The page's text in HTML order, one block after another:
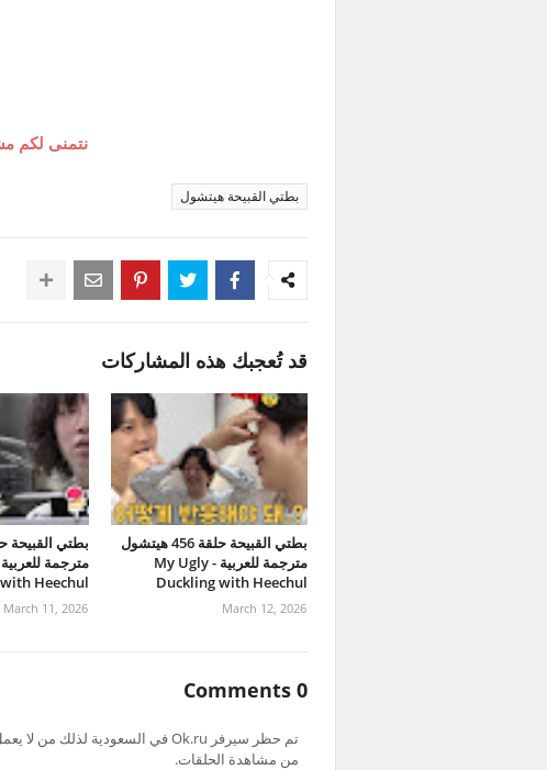
نتمنى لكم
بطتي القبيحة هيتشول
قد تُعجبك هذه المشاركات
بطتي القبيحة حلقة 456 هيتشول
مترجمة للعربية - My Ugly
Duckling with Heechul
March 12, 2026
Heechul
March 11, 2026
0 Comments
من مشاهدة الحلقات.